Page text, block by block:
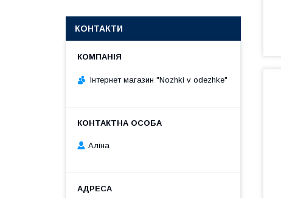
КОНТАКТИ
Інтернет магазин "Nozhki v odezhke"
Аліна